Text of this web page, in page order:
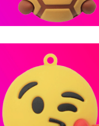
فلش مموری عروسکی -- کد B9